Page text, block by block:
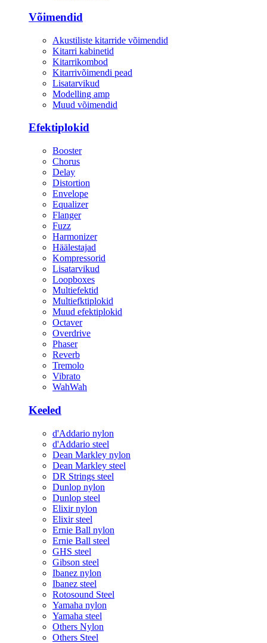
Võimendid
Akustiliste kitarride võimendid
Kitarri kabinetid
Kitarrikombod
Kitarrivõimendi pead
Lisatarvikud
Modelling amp
Muud võimendid
Efektiplokid
Booster
Chorus
Delay
Distortion
Envelope
Equalizer
Flanger
Fuzz
Harmonizer
Häälestajad
Kompressorid
Lisatarvikud
Loopboxes
Multiefektid
Multiefktiplokid
Muud efektiplokid
Octaver
Overdrive
Phaser
Reverb
Tremolo
Vibrato
WahWah
Keeled
d'Addario nylon
d'Addario steel
Dean Markley nylon
Dean Markley steel
DR Strings steel
Dunlop nylon
Dunlop steel
Elixir nylon
Elixir steel
Ernie Ball nylon
Ernie Ball steel
GHS steel
Gibson steel
Ibanez nylon
Ibanez steel
Rotosound Steel
Yamaha nylon
Yamaha steel
Others Nylon
Others Steel